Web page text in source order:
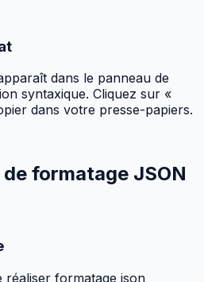
dans le panneau de
syntaxique. Cliquez sur «
dans votre presse-papiers.
de formatage JSON
réaliser formatage json